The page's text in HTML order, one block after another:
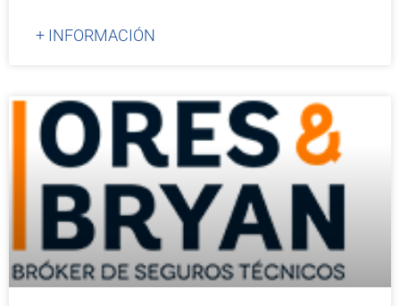
+ INFORMACIÓN